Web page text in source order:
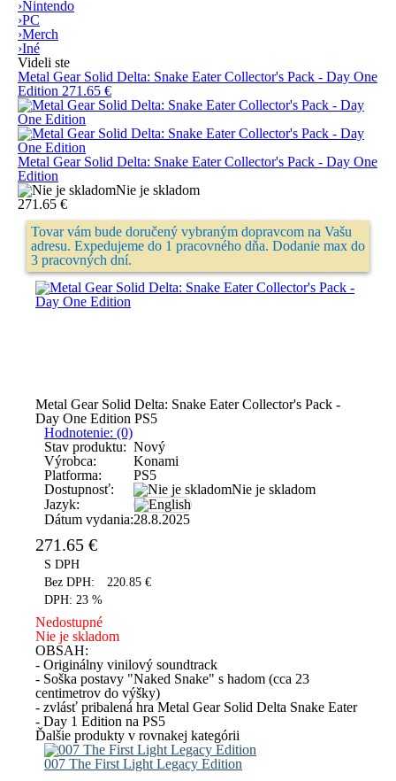
›Nintendo
›PC
›Merch
›Iné
Videli ste
Metal Gear Solid Delta: Snake Eater Collector's Pack - Day One
Edition 271.65 €
Metal Gear Solid Delta: Snake Eater Collector's Pack - Day One
Edition
Nie je skladom
271.65 €
Tovar vám bude doručený vybraným dopravcom na Vašu
adresu. Expedujeme do 1 pracovného dňa. Dodanie max do
3 pracovných dní.
Metal Gear Solid Delta: Snake Eater Collector's Pack -
Day One Edition PS5
Hodnotenie: (0)
Stav produktu: Nový
Výrobca:
Konami
Platforma:
PS5
Dostupnosť:
Nie je skladom
Jazyk:
Dátum vydania:28.8.2025
271.65 €
S DPH
Bez DPH:
220.85 €
DPH: 23 %
Nedostupné
Nie je skladom
OBSAH:
- Originálny vinilový soundtrack
- Soška postavy "Naked Snake" s hadom (cca 23
centimetrov do výšky)
- zvlásť pribalená hra Metal Gear Solid Delta Snake Eater
- Day 1 Edition na PS5
Ďalšie produkty v rovnakej kategórii
007 The First Light Legacy Edition